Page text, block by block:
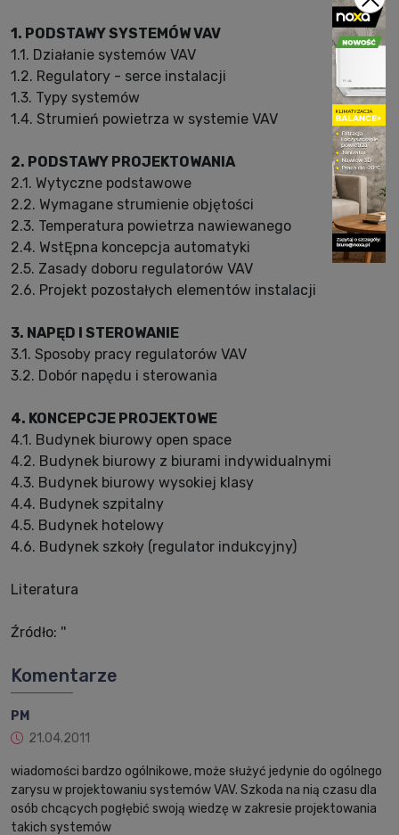
1. PODSTAWY SYSTEMÓW VAV
1.1. Działanie systemów VAV
1.2. Regulatory - serce instalacji
1.3. Typy systemów
1.4. Strumień powietrza w systemie VAV
2. PODSTAWY PROJEKTOWANIA
2.1. Wytyczne podstawowe
2.2. Wymagane strumienie objętości
2.3. Temperatura powietrza nawiewanego
2.4. WstĘpna koncepcja automatyki
2.5. Zasady doboru regulatorów VAV
2.6. Projekt pozostałych elementów instalacji
3. NAPĘD I STEROWANIE
3.1. Sposoby pracy regulatorów VAV
3.2. Dobór napędu i sterowania
4. KONCEPCJE PROJEKTOWE
4.1. Budynek biurowy open space
4.2. Budynek biurowy z biurami indywidualnymi
4.3. Budynek biurowy wysokiej klasy
4.4. Budynek szpitalny
4.5. Budynek hotelowy
4.6. Budynek szkoły (regulator indukcyjny)
Literatura
Źródło: ''
Komentarze
PM
21.04.2011
wiadomości bardzo ogólnikowe, może służyć jedynie do ogólnego
zarysu w projektowaniu systemów VAV. Szkoda na nią czasu dla
osób chcących pogłębić swoją wiedzę w zakresie projektowania
takich systemów